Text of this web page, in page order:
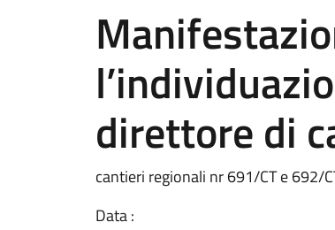
direttore di
cantieri regionali nr 691/CT e 692/
Data :